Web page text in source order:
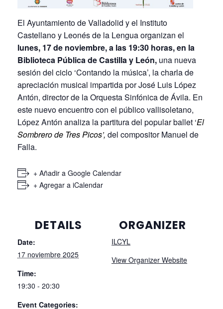
El Ayuntamiento de Valladolid y el Instituto
Castellano y Leonés de la Lengua organizan el
lunes, 17 de noviembre, a las 19:30 horas, en la
Biblioteca Pública de Castilla y León,una nueva
sesión del ciclo ‘Contando la música’, la charla de
apreciación musical impartida por José Luis López
Antón, director de la Orquesta Sinfónica de Ávila. En
este nuevo encuentro con el público vallisoletano,
López Antón analiza la partitura del popular ballet ‘
Sombrero de Tres Picos’,del compositor Manuel de
Falla.
+ Agregar a iCalendar
17 noviembre 2025
Time:
19:30 - 20:30
Event Categories:
Encuentro,Música
ILCYL
View Organizer Website